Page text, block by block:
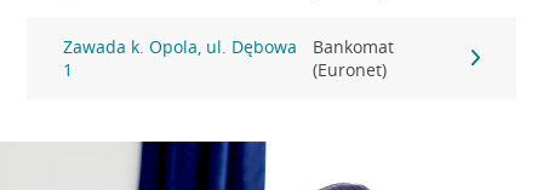
Zawada k. Opola, ul. Dębowa
1
Bankomat
(Euronet)